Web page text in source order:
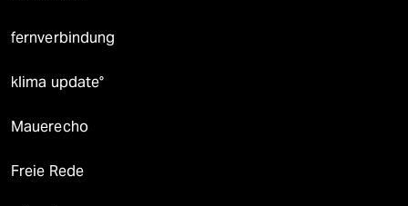
fernverbindung
klima update°
Mauerecho
Freie Rede